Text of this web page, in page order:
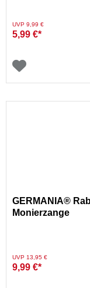
Preis reduziert von
UVP 9,99 €auf
5,99 €*
GERMANIA®
Monierzange
Preis reduziert von
UVP 13,95 €auf
9,99 €*